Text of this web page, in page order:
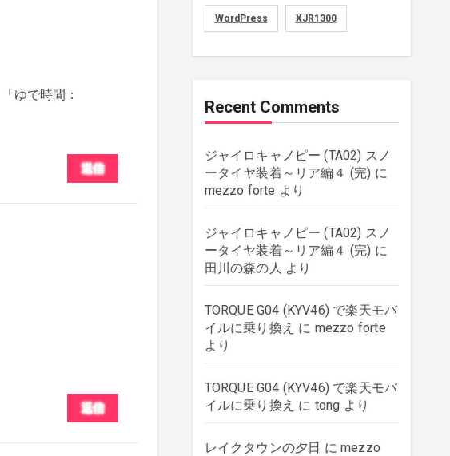
ゆで時間：
返信
返信
rebuilding(6)
strings(179)
wordpress(8)
WordPress XJR1300
Recent Comments
ジャイロキャノピー (TA02) スノ
ータイヤ装着～リア編４ (完) に
mezzo forte より
ジャイロキャノピー (TA02) スノ
ータイヤ装着～リア編４ (完) に
田川の森の人 より
TORQUE G04 (KYV46) で楽天モバ
イルに乗り換え に mezzo forte
より
TORQUE G04 (KYV46) で楽天モバ
イルに乗り換え に tong より
レイクタウンの夕日 に mezzo